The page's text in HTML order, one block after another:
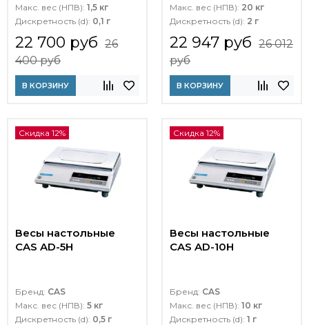
Макс. вес (НПВ): 1,5 кг
Дискретность (d): 0,1 г
22 700 руб 26
400 руб
В КОРЗИНУ
Макс. вес (НПВ): 20 кг
Дискретность (d): 2 г
22 947 руб 26 012
руб
В КОРЗИНУ
Скидка 12%
Весы настольные
CAS AD-5H
Бренд: CAS
Макс. вес (НПВ): 5 кг
Дискретность (d): 0,5 г
Скидка 12%
Весы настольные
CAS AD-10H
Бренд: CAS
Макс. вес (НПВ): 10 кг
Дискретность (d): 1 г